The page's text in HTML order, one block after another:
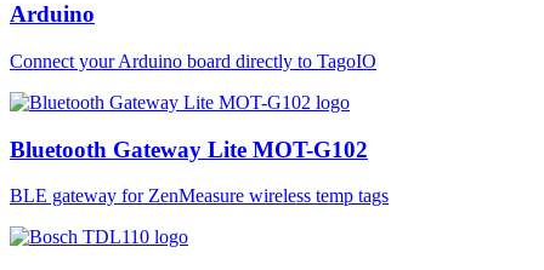
Arduino
Connect your Arduino board directly to TagoIO
Bluetooth Gateway Lite MOT-G102
BLE gateway for ZenMeasure wireless temp tags